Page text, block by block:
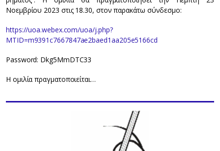
Νοεμβρίου 2023 στις 18.30, στον παρακάτω σύνδεσμο:
https://uoa.webex.com/uoa/j.php?
MTID=m9391c7667847ae2baed1aa205e5166cd
Password: Dkg5MmDTC33
Η ομιλία πραγματοποιείται…